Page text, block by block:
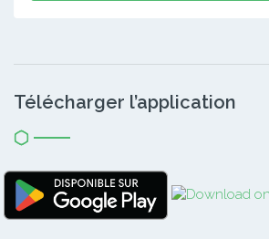
Télécharger l’application